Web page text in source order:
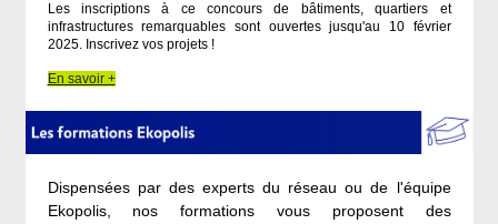
Les inscriptions à ce concours de bâtiments, quartiers et
infrastructures remarquables sont ouvertes jusqu'au 10 février
2025. Inscrivez vos projets !
En savoir +
Dispensées par des experts du réseau ou de l'équipe
Ekopolis, nos formations vous proposent des